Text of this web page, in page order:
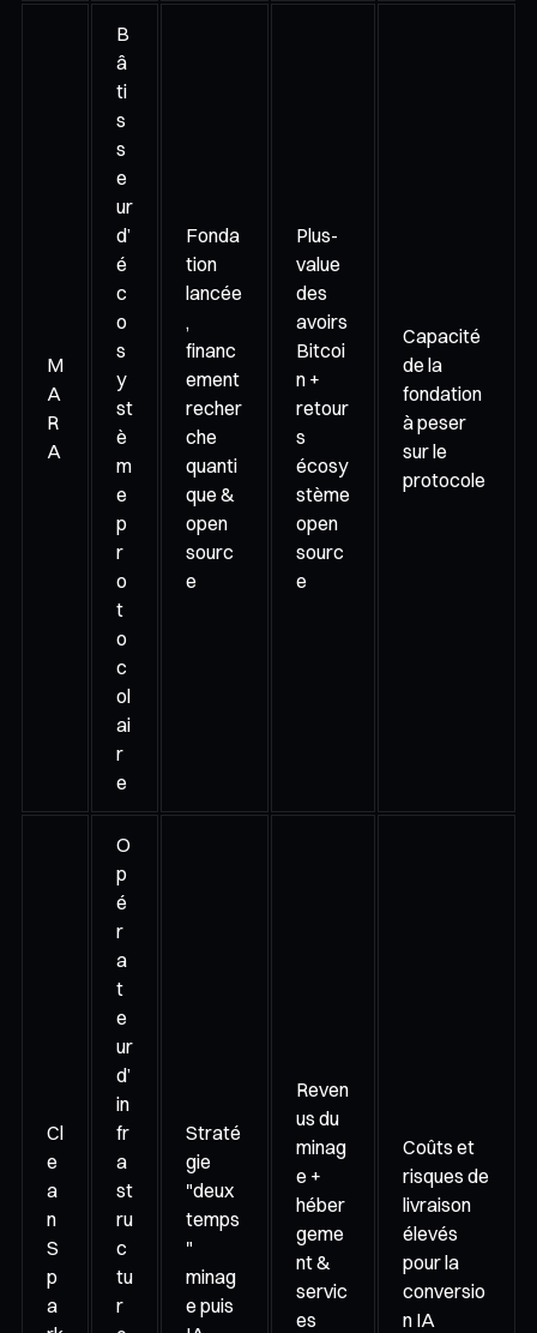
M
A
R
A
B
â
ti
s
s
e
ur
d’
é
c
o
s
y
st
è
m
e
p
r
o
t
o
c
ol
ai
r
e
Fonda
tion
lancée
,
financ
ement
recher
che
quanti
que &
open
sourc
e
Plus-
value
des
avoirs
Bitcoi
n +
retour
s
écosy
stème
open
sourc
e
Capacité
de la
fondation
à peser
sur le
protocole
Cl
e
a
n
S
p
a
O
p
é
r
a
t
e
ur
d’
in
fr
a
st
ru
c
tu
r
Straté
gie
"deux
temps
"
minag
e puis
Reven
us du
minag
e +
héber
geme
nt &
servic
es
Coûts et
risques de
livraison
élevés
pour la
conversio
n IA